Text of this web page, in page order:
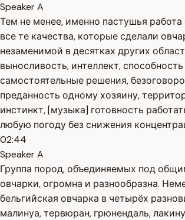
Speaker A
Тем не менее, именно пастушья
все те качества, которые сделали
незаменимой в десятках других
выносливость, интеллект,
самостоятельные решения,
преданность одному хозяину,
инстинкт, [музыка] готовность
любую погоду без снижения
02:44
Speaker A
Группа пород, объединяемых под
овчарки, огромна и разнообразна.
бельгийская овчарка в четырёх
малинуа, тервюран, грюнендаль,